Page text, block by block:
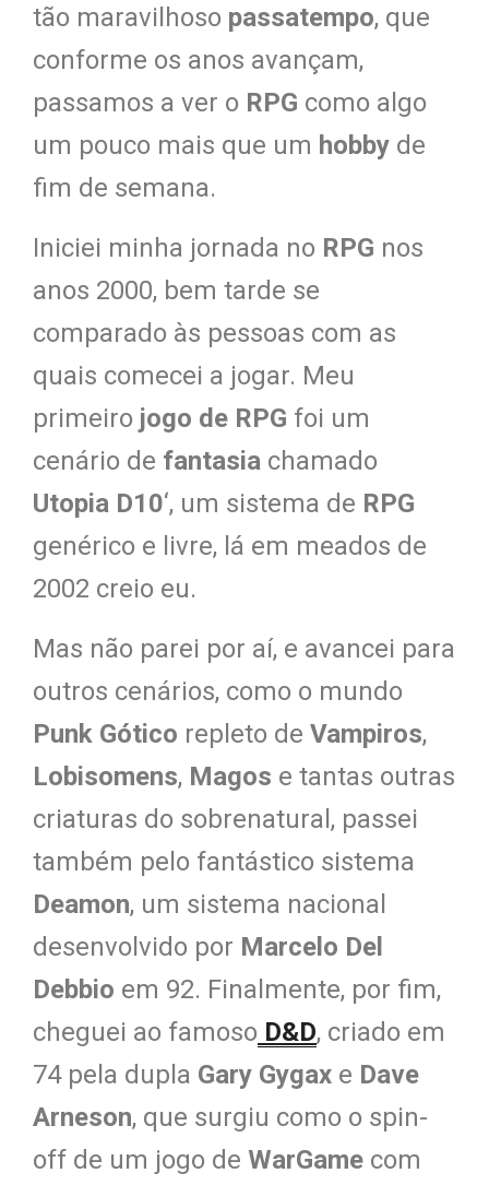
tão maravilhoso passatempo, que
conforme os anos avançam,
passamos a ver o RPG como algo
um pouco mais que um hobby de
fim de semana.
Iniciei minha jornada no RPG nos
anos 2000, bem tarde se
comparado às pessoas com as
quais comecei a jogar. Meu
primeiro jogo de RPG foi um
cenário de fantasia chamado
Utopia D10‘, um sistema de RPG
genérico e livre, lá em meados de
2002 creio eu.
Mas não parei por aí, e avancei para
outros cenários, como o mundo
Punk Gótico repleto de Vampiros,
Lobisomens, Magos e tantas outras
criaturas do sobrenatural, passei
também pelo fantástico sistema
Deamon, um sistema nacional
desenvolvido por Marcelo Del
Debbio em 92. Finalmente, por fim,
cheguei ao famoso D&D, criado em
74 pela dupla Gary Gygax e Dave
Arneson, que surgiu como o spin-
off de um jogo de WarGame com